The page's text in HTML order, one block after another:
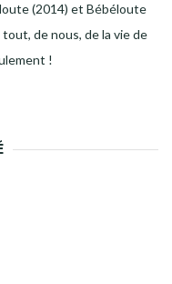
(2014) et Bébéloute
de nous, de la vie de
!